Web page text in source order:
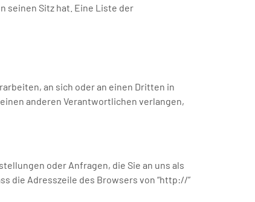
seinen Sitz hat. Eine Liste der
an sich oder an einen Dritten in
anderen Verantwortlichen verlangen,
oder Anfragen, die Sie an uns als
die Adresszeile des Browsers von “http://”